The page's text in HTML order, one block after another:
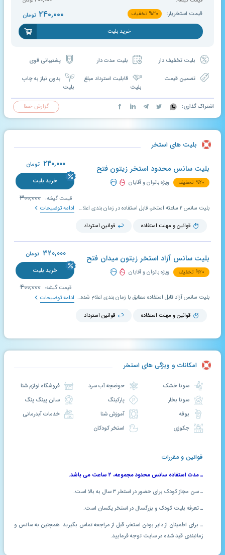
قیمت استخریار: %۲۰ تخفیف ۲۴۰,۰۰۰ تومان
خرید بلیت
قابلیت استرداد مبلغ
بلیت
پشتیبانی قوی
بدون نیاز به چاپ
بلیت
اشتراک گذاری: گزارش خطا
بلیت های استخر
بلیت سانس محدود استخر زیتون فتح
%۲۰ تخفیف ویژه بانوان و آقایان
۲۴۰,۰۰۰ تومان
خرید بلیت
قیمت گیشه: ۳۰۰,۰۰۰
بلیت سانس ۲ ساعته استخر، قابل استفاده در زمان بندی اعلام شده در سایت استخریار؛ اعتبار بلیت تخفیف دار استخر ۱۰ روز است و در صورت عدم استفاده در بازه تعیین شده، قابل تمدید و استرداد می باشد. ادامه توضیحات
قوانین و مهلت استفاده قوانین استرداد
بلیت سانس آزاد استخر زیتون میدان فتح
%۲۰ تخفیف ویژه بانوان و آقایان
۳۲۰,۰۰۰ تومان
خرید بلیت
قیمت گیشه: ۴۰۰,۰۰۰
بلیت سانس آزاد قابل استفاده مطابق با زمان بندی اعلام شده در سایت استخریار؛ اعتبار بلیت تخفیف دار استخر ۱۰ روز است و در صورت عدم استفاده در بازه تعیین شده، قابل تمدید و استرداد می باشد. ادامه توضیحات
قوانین و مهلت استفاده قوانین استرداد
امکانات و ویژگی های استخر
سونا خشک
سونا بخار
جکوزی
حوضچه آب سرد
پارکینگ
آموزش شنا
فروشگاه لوازم شنا
سالن پینگ پنگ
خدمات آبدرمانی
قوانین و مقررات
ـ مدت استفاده سانس محدود مجموعه، ۲ ساعت می باشد.
ـ سن مجاز کودک برای حضور در استخر ۳ سال به بالا است.
ـ تعرفه بلیت کودک و بزرگسال در استخر یکسان است.
ـ برای اطمینان از دایر بودن استخر، قبل از مراجعه تماس بگیرید. همچنین به سانس و
زمانبندی قید شده در سایت توجه فرمایید.